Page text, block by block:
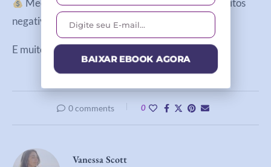
Meditações para ajudar você a remover conceitos
negativos que bloqueiam sua abundância
E muito mais!
0 comments 0
Vanessa Scott
BAIXAR EBOOK AGORA